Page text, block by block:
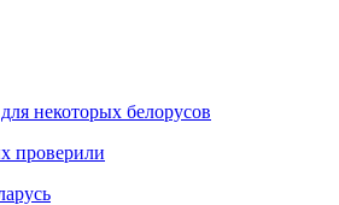
некоторых белорусов
проверили